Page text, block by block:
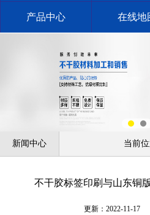
产品中心 在线地
新闻中心 当前位
不干胶标签印刷与山东铜
更新：2022-11-17